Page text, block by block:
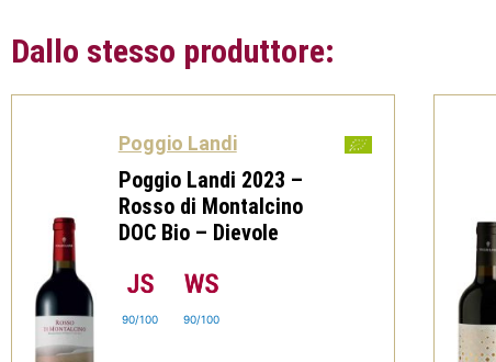
Dallo stesso produttore:
Poggio Landi
Poggio Landi 2023 –
Rosso di Montalcino
DOC Bio – Dievole
90/100 90/100